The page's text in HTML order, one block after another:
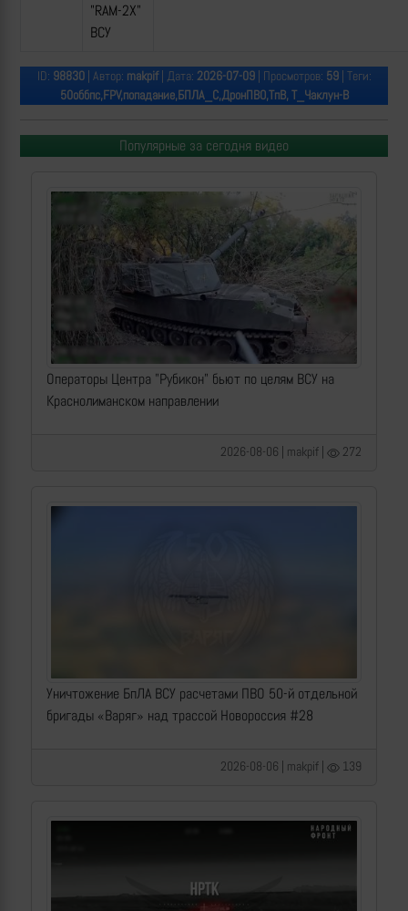
"RAM-2X"
ВСУ
ID: 98830| Автор: makpif| Дата: 2026-07-09| Просмотров: 59| Теги:
50оббпс,FPV,попадание,БПЛА_С,ДронПВО,ТпВ, Т_Чаклун-В
Популярные за сегодня видео
Операторы Центра "Рубикон" бьют по целям ВСУ на
Краснолиманском направлении
2026-08-06 | makpif | 272
Уничтожение БпЛА ВСУ расчетами ПВО 50-й отдельной
бригады «Варяг» над трассой Новороссия #28
2026-08-06 | makpif | 139